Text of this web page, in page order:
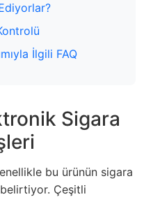
İlgili FAQ
Sigara
bu ürünün sigara
belirtiyor. Çeşitli